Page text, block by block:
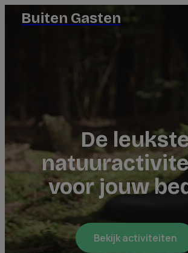
Buiten Gasten
De
voor jouw
Bekijk activiteiten